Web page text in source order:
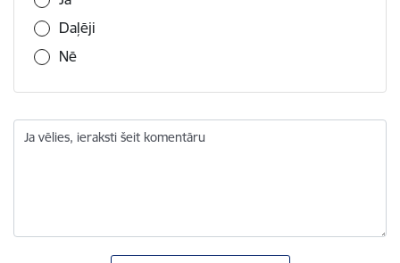
Daļēji
Nē
Ja vēlies, ieraksti šeit komentāru